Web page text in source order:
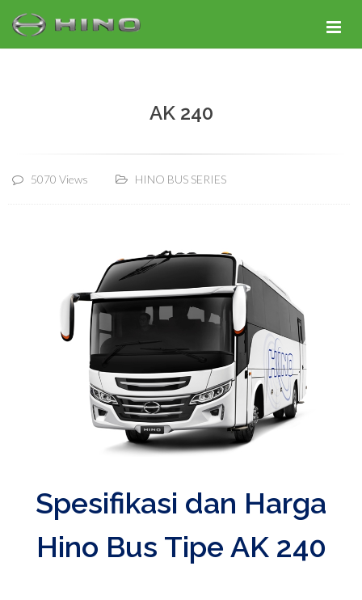
AK 240
5070 Views HINO BUS SERIES
Spesifikasi dan Harga
Hino Bus Tipe AK 240